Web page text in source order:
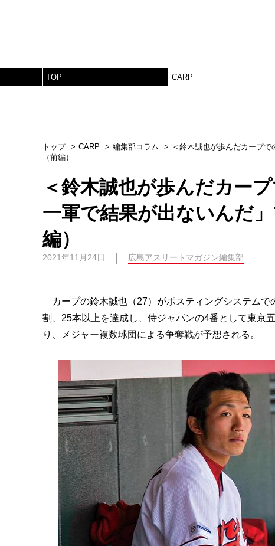
TOP CARP
トップ CARP 編集部コラム
＜鈴木誠也が歩んだカープ
（前編）
＜鈴木誠也が歩んだカー
一軍で結果が出ないんだ
編）
2021年11月24日 広島アスリートマガジン編集部
カープの鈴木誠也（27）がポスティングシステムで
割、25本以上を達成し、侍ジャパンの4番として東京
り、メジャー複数球団による争奪戦が予想される。